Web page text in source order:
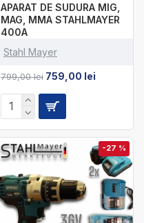
Stahl Mayer
APARAT DE SUDURA MIG,
MAG, MMA STAHLMAYER
400A
799,00 lei 759,00 lei
-27 %